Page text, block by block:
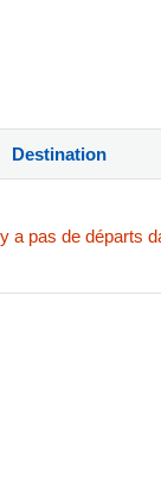
Destination
a pas de départs